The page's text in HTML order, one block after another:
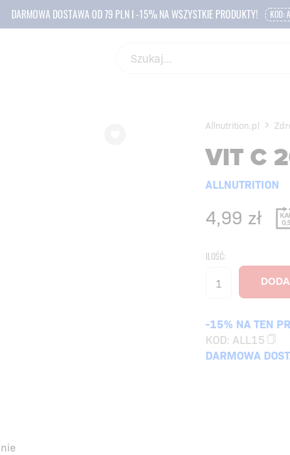
DARMOWA DOSTAWA OD 79 PLN I -15% NA WSZYSTKIE PRODUKTY! KOD:
Allnutrition.pl
VIT C
ALLNUTRITION
4,99 zł
ILOŚĆ:
-15% NA TEN
KOD: ALL15
DARMOWA